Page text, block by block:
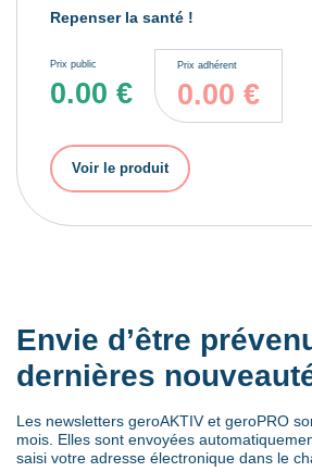
Repenser la santé !
Prix public
0.00 €
Prix adhérent
0.00 €
Voir le produit
Envie d’être
dernières
Les newsletters geroAKTIV et geroPRO
mois. Elles sont envoyées
saisi votre adresse électronique dans le